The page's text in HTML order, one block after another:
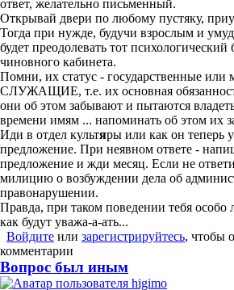
ответ, желательно письменный.
Открывай двери по любому пустяку,
Тогда при нужде, будучи взрослым и
будет преодолевать тот психологический
чиновного кабинета.
Помни, их статус - государственные
СЛУЖАЩИЕ, т.е. их основная
они об этом забывают и пытаются
времени имям ... напоминать об этом их
Иди в отдел культяры или как он теперь
предложение. При неявном ответе -
предложение и жди месяц. Если не
милицию о возбуждении дела об
правонарушении.
Правда, при таком поведении тебя особо
как будут уважа-а-ать...
Войдите или зарегистрируйтесь, чтобы
комментарии
Вопрос был иным